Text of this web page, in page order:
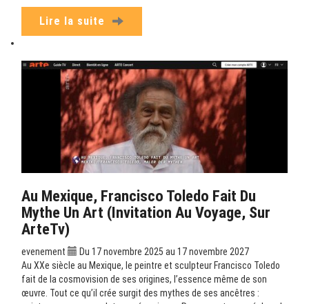
Lire la suite
Au Mexique, Francisco Toledo Fait Du
Mythe Un Art (Invitation Au Voyage, Sur
ArteTv)
evenement
Du 17 novembre 2025 au 17 novembre 2027
Au XXe siècle au Mexique, le peintre et sculpteur Francisco Toledo
fait de la cosmovision de ses origines, l’essence même de son
œuvre. Tout ce qu’il crée surgit des mythes de ses ancêtres :